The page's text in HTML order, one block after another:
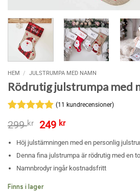
HEM / JULSTRUMPA MED NAMN
Rödrutig julstrumpa med
Betygsatt
4.91av 5
kundrecensioner
(11 kundrecensioner)
299kr
Det
priset
var:
299 kr.
249 krDet
priset
är:
249 kr.
Höj julstämningen med en personlig
Denna fina julstrumpa är rödrutig med en
Namnbrodyr ingår kostnadsfritt
Finns i lager